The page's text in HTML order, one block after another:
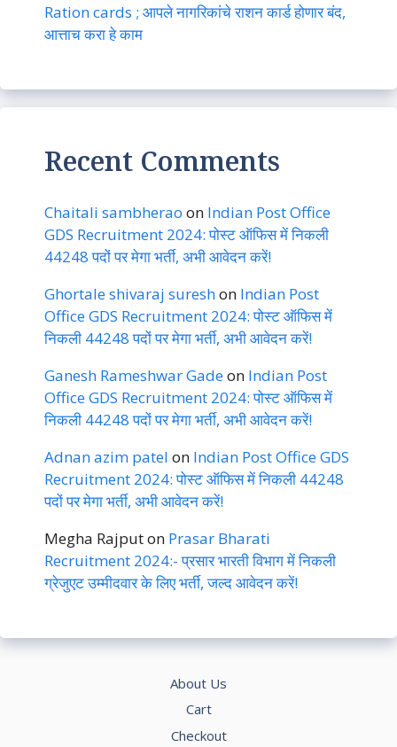
Ration cards ; आपले नागरिकांचे राशन कार्ड होणार बंद,
आत्ताच करा हे काम
Recent Comments
Chaitali sambherao on Indian Post Office
GDS Recruitment 2024: पोस्ट ऑफिस में निकली
44248 पदों पर मेगा भर्ती, अभी आवेदन करें!
Ghortale shivaraj sureshon Indian Post
Office GDS Recruitment 2024: पोस्ट ऑफिस में
निकली 44248 पदों पर मेगा भर्ती, अभी आवेदन करें!
Ganesh Rameshwar Gadeon Indian Post
Office GDS Recruitment 2024: पोस्ट ऑफिस में
निकली 44248 पदों पर मेगा भर्ती, अभी आवेदन करें!
Adnan azim patel on Indian Post Office GDS
Recruitment 2024: पोस्ट ऑफिस में निकली 44248
पदों पर मेगा भर्ती, अभी आवेदन करें!
Megha Rajputon Prasar Bharati
Recruitment 2024:- प्रसार भारती विभाग में निकली
ग्रेजुएट उम्मीदवार के लिए भर्ती, जल्द आवेदन करें!
About Us
Cart
Checkout